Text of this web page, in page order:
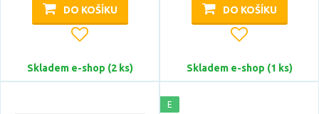
Deko-Light
ECOLITE
EMOS
DO KOŠÍKU
Skladem e-shop (2 ks)
DO KOŠÍKU
Skladem e-shop (1 ks)
E